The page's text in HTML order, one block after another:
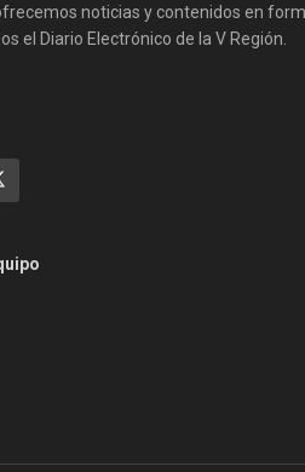
noticias y contenidos en
el Diario Electrónico de la V Región.